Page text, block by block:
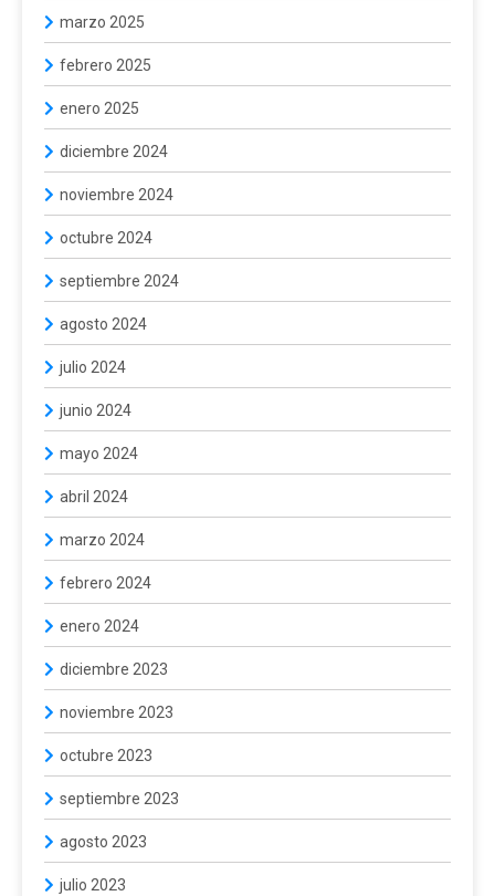
marzo 2025
febrero 2025
enero 2025
diciembre 2024
noviembre 2024
octubre 2024
septiembre 2024
agosto 2024
julio 2024
junio 2024
mayo 2024
abril 2024
marzo 2024
febrero 2024
enero 2024
diciembre 2023
noviembre 2023
octubre 2023
septiembre 2023
agosto 2023
julio 2023